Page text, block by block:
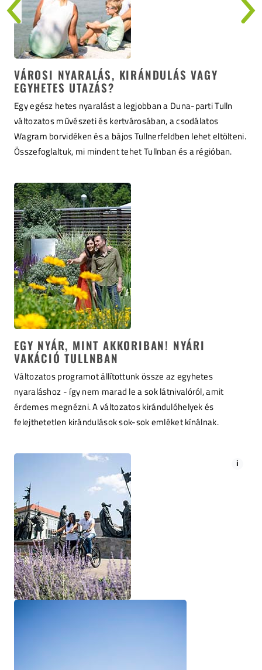
VÁROSI NYARALÁS, KIRÁNDULÁS VAGY
EGYHETES UTAZÁS?
Egy egész hetes nyaralást a legjobban a Duna-parti Tulln
változatos művészeti és kertvárosában, a csodálatos
Wagram borvidéken és a bájos Tullnerfeldben lehet eltölteni.
Összefoglaltuk, mi mindent tehet Tullnban és a régióban.
EGY NYÁR, MINT AKKORIBAN! NYÁRI
VAKÁCIÓ TULLNBAN
Változatos programot állítottunk össze az egyhetes
nyaraláshoz - így nem marad le a sok látnivalóról, amit
érdemes megnézni. A változatos kirándulóhelyek és
felejthetetlen kirándulások sok-sok emléket kínálnak.
i